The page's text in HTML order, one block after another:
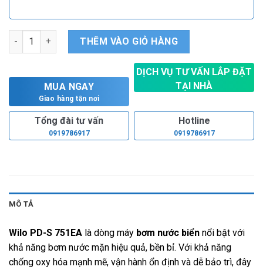
Máy bơm chìm nước mặn Wilo PD-S 751EA số lượng
THÊM VÀO GIỎ HÀNG
MUA NGAY
Giao hàng tận nơi
DỊCH VỤ TƯ VẤN LẮP ĐẶT
TẠI NHÀ
Tổng đài tư vấn
0919786917
Hotline
0919786917
MÔ TẢ
Wilo PD-S 751EA là dòng máy bơm nước biển nổi bật với
khả năng bơm nước mặn hiệu quả, bền bỉ. Với khả năng
chống oxy hóa mạnh mẽ, vận hành ổn định và dễ bảo trì, đây